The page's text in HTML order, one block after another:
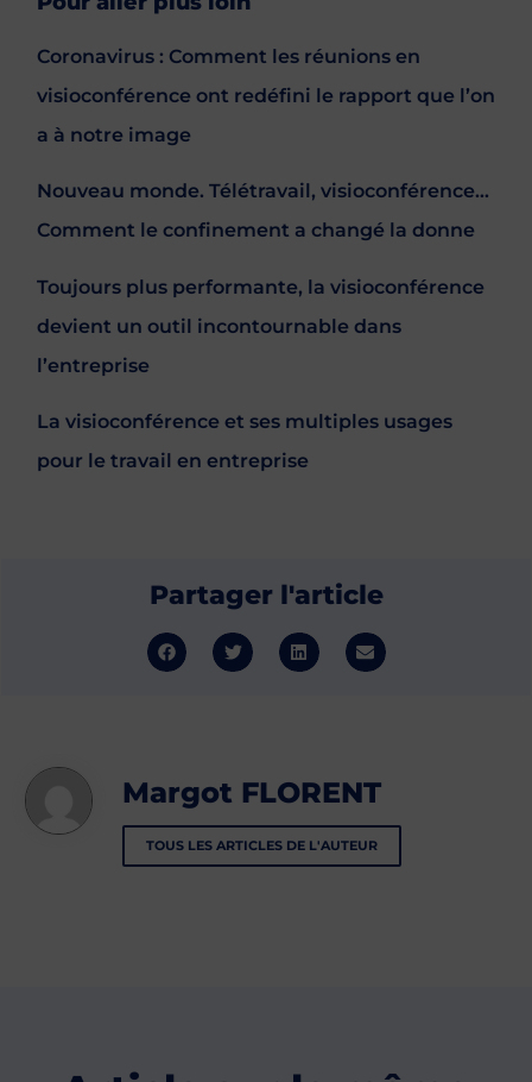
Coronavirus : Comment les réunions en
visioconférence ont redéfini le rapport que l’on
a à notre image
Nouveau monde. Télétravail, visioconférence…
Comment le confinement a changé la donne
Toujours plus performante, la visioconférence
devient un outil incontournable dans
l’entreprise
La visioconférence et ses multiples usages
pour le travail en entreprise
Partager l'article
Margot FLORENT
TOUS LES ARTICLES DE L'AUTEUR